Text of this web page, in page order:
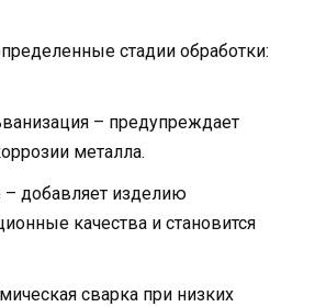
стадии обработки:
– предупреждает
металла.
– добавляет изделию
качества и становится
сварка при низких